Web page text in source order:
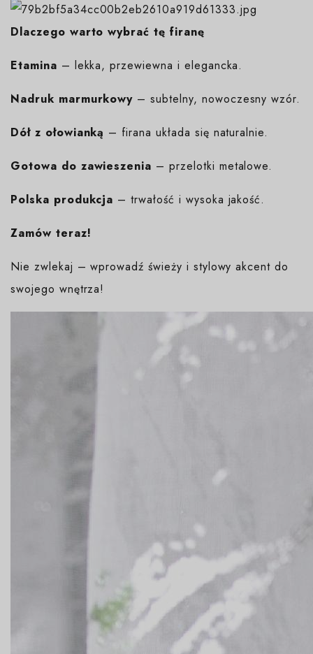
Dlaczego warto wybrać tę firanę
Etamina – lekka, przewiewna i elegancka.
Nadruk marmurkowy – subtelny, nowoczesny wzór.
Dół z ołowianką – firana układa się naturalnie.
Gotowa do zawieszenia – przelotki metalowe.
Polska produkcja – trwałość i wysoka jakość.
Zamów teraz!
Nie zwlekaj – wprowadź świeży i stylowy akcent do
swojego wnętrza!